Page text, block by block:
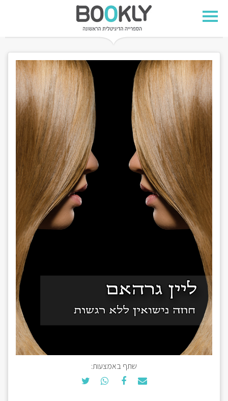
שתף באמצעות: